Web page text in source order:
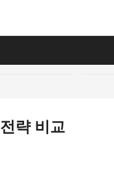
략 비교